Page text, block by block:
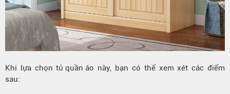
Khi lựa chọntủ quần áo này, bạn có thể xem xét các điểm
sau: